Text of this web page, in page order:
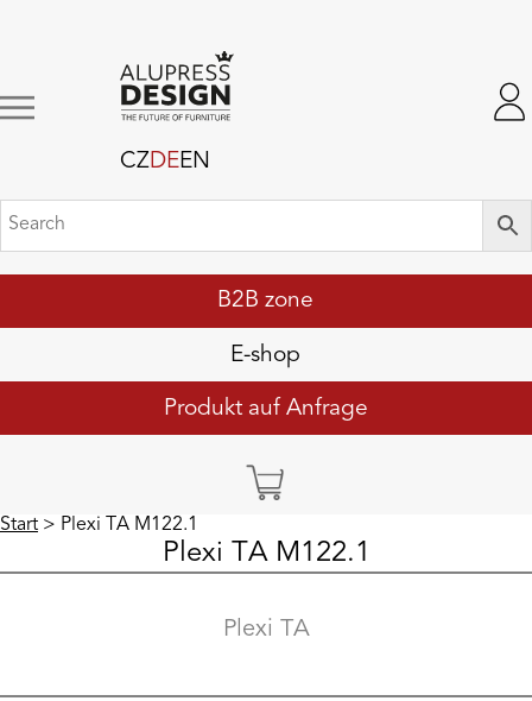
B2B zone
E-shop
Produkt auf Anfrage
CZDEEN
Start > Plexi TA M122.1
Plexi TA M122.1
Plexi TA